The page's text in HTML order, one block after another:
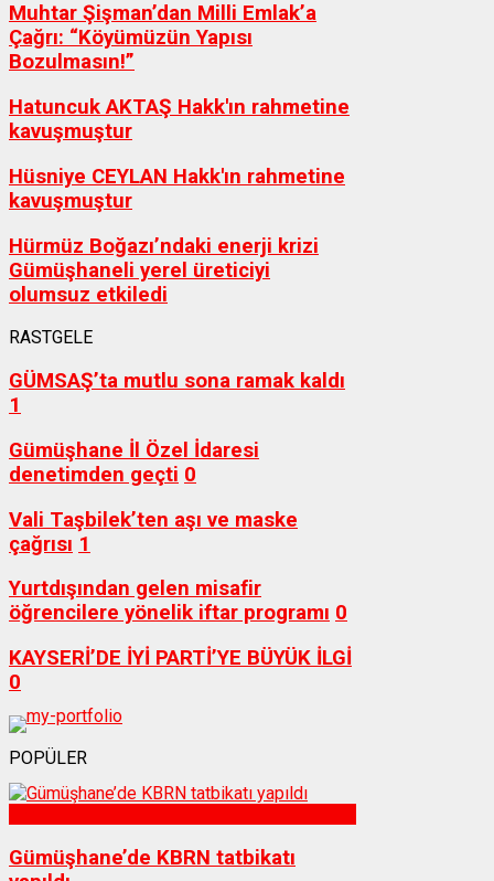
Muhtar Şişman’dan Milli Emlak’a
Çağrı: “Köyümüzün Yapısı
Bozulmasın!”
Hatuncuk AKTAŞ Hakk'ın rahmetine
kavuşmuştur
Hüsniye CEYLAN Hakk'ın rahmetine
kavuşmuştur
Hürmüz Boğazı’ndaki enerji krizi
Gümüşhaneli yerel üreticiyi
olumsuz etkiledi
RASTGELE
GÜMSAŞ’ta mutlu sona ramak kaldı
1
Gümüşhane İl Özel İdaresi
denetimden geçti 0
Vali Taşbilek’ten aşı ve maske
çağrısı 1
Yurtdışından gelen misafir
öğrencilere yönelik iftar programı 0
KAYSERİ’DE İYİ PARTİ’YE BÜYÜK İLGİ
0
POPÜLER
Gümüşhane’de KBRN tatbikatı